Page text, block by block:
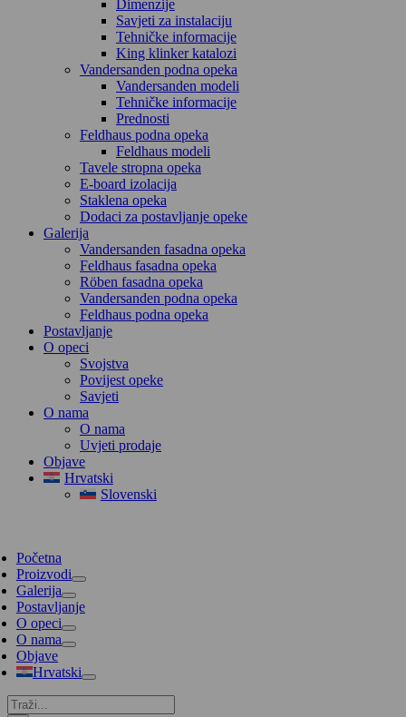
Dimenzije
Savjeti za instalaciju
Tehničke informacije
King klinker katalozi
Vandersanden podna opeka
Vandersanden modeli
Tehničke informacije
Prednosti
Feldhaus podna opeka
Feldhaus modeli
Tavele stropna opeka
E-board izolacija
Staklena opeka
Dodaci za postavljanje opeke
Galerija
Vandersanden fasadna opeka
Feldhaus fasadna opeka
Röben fasadna opeka
Vandersanden podna opeka
Feldhaus podna opeka
Postavljanje
O opeci
Svojstva
Povijest opeke
Savjeti
O nama
O nama
Uvjeti prodaje
Objave
Hrvatski
Slovenski
Početna
Proizvodi
Galerija
Postavljanje
O opeci
O nama
Objave
Hrvatski
Traži...